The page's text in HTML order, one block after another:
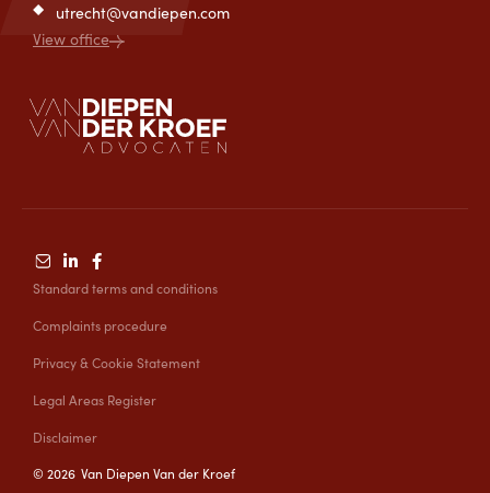
utrecht@vandiepen.com
View office
© 2026 Van Diepen Van der Kroef
Standard terms and conditions
Complaints procedure
Privacy & Cookie Statement
Legal Areas Register
Disclaimer